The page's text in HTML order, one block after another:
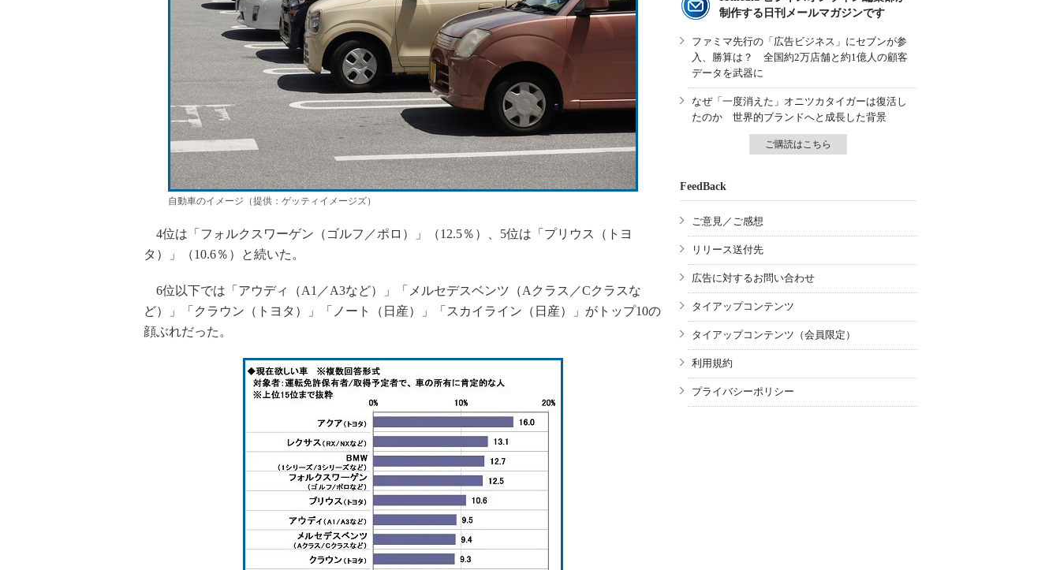
自動車のイメージ（提供：ゲッティイメージズ）
4位は「フォルクスワーゲン（ゴルフ／ポロ）」（12.5％）、5位は「プリウス（トヨ
タ）」（10.6％）と続いた。
6位以下では「アウディ（A1／A3など）」「メルセデスベンツ（Aクラス／Cクラスな
ど）」「クラウン（トヨタ）」「ノート（日産）」「スカイライン（日産）」がトップ10の
顔ぶれだった。
制作する日刊メールマガジンです
ファミマ先行の「広告ビジネス」にセブンが参
入、勝算は？ 全国約2万店舗と約1億人の顧客
データを武器に
なぜ「一度消えた」オニツカタイガーは復活し
たのか 世界的ブランドへと成長した背景
ご購読はこちら
FeedBack
ご意見／ご感想
リリース送付先
広告に対するお問い合わせ
タイアップコンテンツ
タイアップコンテンツ（会員限定）
利用規約
プライバシーポリシー